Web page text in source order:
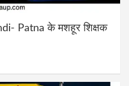
Patna के मशहूर शिक्षक